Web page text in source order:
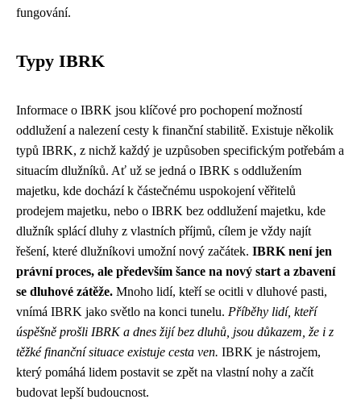
fungování.
Typy IBRK
Informace o IBRK jsou klíčové pro pochopení možností
oddlužení a nalezení cesty k finanční stabilitě. Existuje několik
typů IBRK, z nichž každý je uzpůsoben specifickým potřebám a
situacím dlužníků. Ať už se jedná o IBRK s oddlužením
majetku, kde dochází k částečnému uspokojení věřitelů
prodejem majetku, nebo o IBRK bez oddlužení majetku, kde
dlužník splácí dluhy z vlastních příjmů, cílem je vždy najít
řešení, které dlužníkovi umožní nový začátek. IBRK není jen
právní proces, ale především šance na nový start a zbavení
se dluhové zátěže. Mnoho lidí, kteří se ocitli v dluhové pasti,
vnímá IBRK jako světlo na konci tunelu. Příběhy lidí, kteří
úspěšně prošli IBRK a dnes žijí bez dluhů, jsou důkazem, že i z
těžké finanční situace existuje cesta ven. IBRK je nástrojem,
který pomáhá lidem postavit se zpět na vlastní nohy a začít
budovat lepší budoucnost.